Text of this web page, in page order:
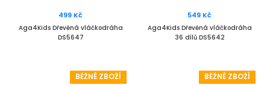
499 Kč
Aga4Kids Dřevěná vláčkodráha
DS5647
549 Kč
Aga4Kids Dřevěná vláčkodráha
36 dílů DS5642
BĚŽNÉ ZBOŽÍ BĚŽNÉ ZBOŽÍ